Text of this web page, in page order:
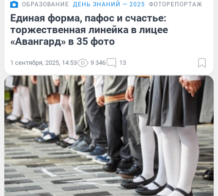
ОБРАЗОВАНИЕ ДЕНЬ ЗНАНИЙ — 2025 ФОТОРЕПОРТАЖ
Единая форма, пафос и счастье:
торжественная линейка в лицее
«Авангард» в 35 фото
1 сентября, 2025, 14:53 9 346 13